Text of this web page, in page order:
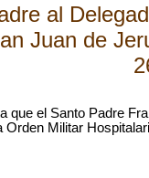
al
Juan de
que el Santo Padre
Orden Militar